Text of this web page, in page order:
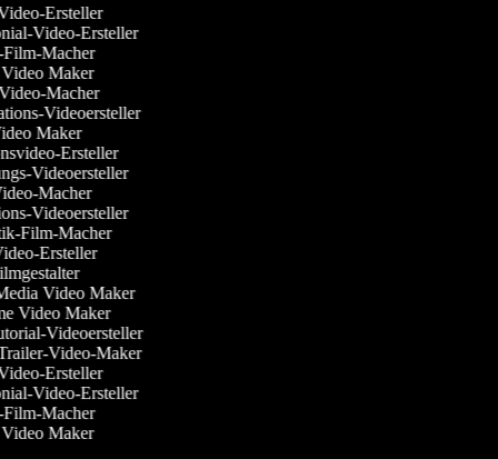
Video-Ersteller
Video-Ersteller
Film-Macher
Video Maker
Video-Macher
Videoersteller
Maker
Ersteller
Videoersteller
Macher
Videoersteller
Film-Macher
Ersteller
Video Maker
Video Maker
Videoersteller
Trailer-Video-Maker
Video-Ersteller
Video-Ersteller
Film-Macher
Video Maker